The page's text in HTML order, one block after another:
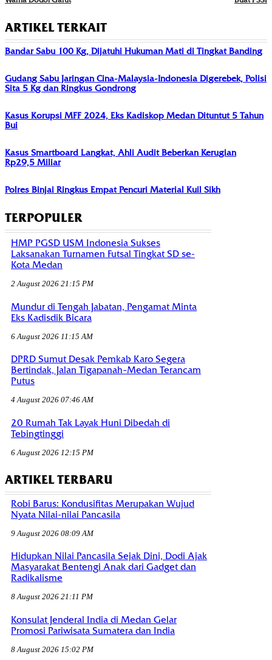
ARTIKEL TERKAIT
Bandar Sabu 100 Kg, Dijatuhi Hukuman Mati di Tingkat Banding
Gudang Sabu Jaringan Cina-Malaysia-Indonesia Digerebek, Polisi
Sita 5 Kg dan Ringkus Gondrong
Kasus Korupsi MFF 2024, Eks Kadiskop Medan Dituntut 5 Tahun
Bui
Kasus Smartboard Langkat, Ahli Audit Beberkan Kerugian
Rp29,5 Miliar
Polres Binjai Ringkus Empat Pencuri Material Kuil Sikh
TERPOPULER
HMP PGSD USM Indonesia Sukses
Laksanakan Turnamen Futsal Tingkat SD se-
Kota Medan
2 August 2026 21:15 PM
Mundur di Tengah Jabatan, Pengamat Minta
Eks Kadisdik Bicara
6 August 2026 11:15 AM
DPRD Sumut Desak Pemkab Karo Segera
Bertindak, Jalan Tigapanah–Medan Terancam
Putus
4 August 2026 07:46 AM
20 Rumah Tak Layak Huni Dibedah di
Tebingtinggi
6 August 2026 12:15 PM
ARTIKEL TERBARU
Robi Barus: Kondusifitas Merupakan Wujud
Nyata Nilai-nilai Pancasila
9 August 2026 08:09 AM
Hidupkan Nilai Pancasila Sejak Dini, Dodi Ajak
Masyarakat Bentengi Anak dari Gadget dan
Radikalisme
8 August 2026 21:11 PM
Konsulat Jenderal India di Medan Gelar
Promosi Pariwisata Sumatera dan India
8 August 2026 15:02 PM